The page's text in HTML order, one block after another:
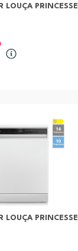
LOUÇA PRINCESSE
LOUÇA PRINCESSE